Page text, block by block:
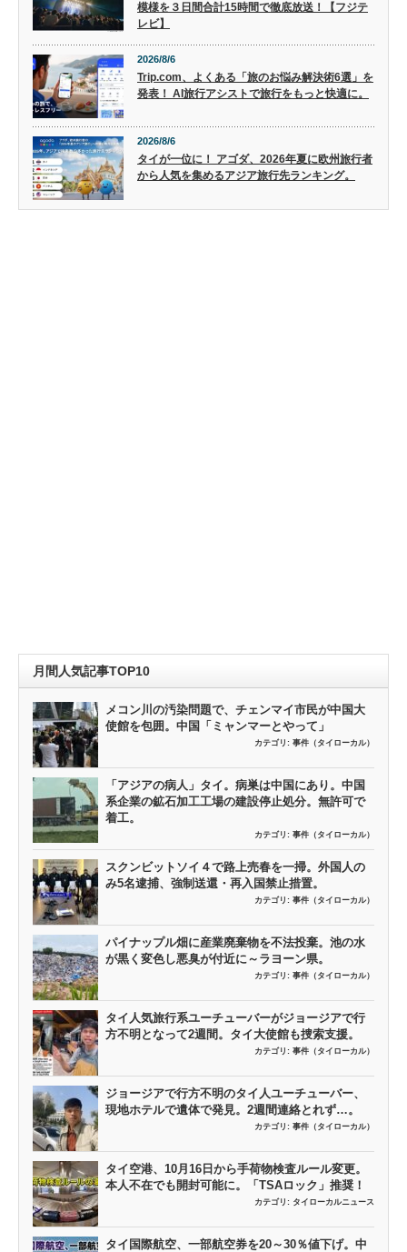
模様を３日間合計15時間で徹底放送！【フジテ
レビ】
2026/8/6
Trip.com、よくある「旅のお悩み解決術6選」を
発表！ AI旅行アシストで旅行をもっと快適に。
2026/8/6
タイが一位に！ アゴダ、2026年夏に欧州旅行者
から人気を集めるアジア旅行先ランキング。
月間人気記事TOP10
メコン川の汚染問題で、チェンマイ市民が中国大
使館を包囲。中国「ミャンマーとやって」
カテゴリ: 事件（タイローカル）
「アジアの病人」タイ。病巣は中国にあり。中国
系企業の鉱石加工工場の建設停止処分。無許可で
着工。
カテゴリ: 事件（タイローカル）
スクンビットソイ４で路上売春を一掃。外国人の
み5名逮捕、強制送還・再入国禁止措置。
カテゴリ: 事件（タイローカル）
パイナップル畑に産業廃棄物を不法投棄。池の水
が黒く変色し悪臭が付近に～ラヨーン県。
カテゴリ: 事件（タイローカル）
タイ人気旅行系ユーチューバーがジョージアで行
方不明となって2週間。タイ大使館も捜索支援。
カテゴリ: 事件（タイローカル）
ジョージアで行方不明のタイ人ユーチューバー、
現地ホテルで遺体で発見。2週間連絡とれず…。
カテゴリ: 事件（タイローカル）
タイ空港、10月16日から手荷物検査ルール変更。
本人不在でも開封可能に。「TSAロック」推奨！
カテゴリ: タイローカルニュース
タイ国際航空、一部航空券を20～30％値下げ。中